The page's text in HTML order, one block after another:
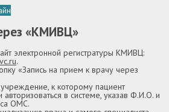
«КМИВЦ»
электронной регистратуры КМИВЦ:
.
«Запись на прием к врачу через
к которому пациент
авторизоваться в системе, указав Ф.И.О. и
ОМС.